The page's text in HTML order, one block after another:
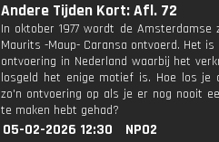
Andere Tijden Kort: Afl. 72
In oktober 1977 wordt de Amsterdamse
Maurits -Maup- Caransa ontvoerd. Het
ontvoering in Nederland waarbij het
losgeld het enige motief is. Hoe los je
zo'n ontvoering op als je er nog nooit
te maken hebt gehad?
05-02-2026 12:30
NPO2